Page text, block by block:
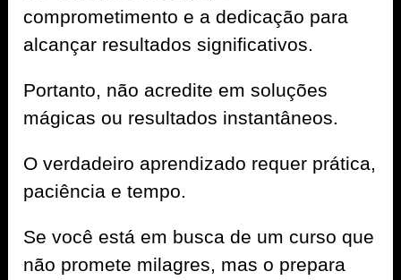
comprometimento e a dedicação para
alcançar resultados significativos.
Portanto, não acredite em soluções
mágicas ou resultados instantâneos.
O verdadeiro aprendizado requer prática,
paciência e tempo.
Se você está em busca de um curso que
não promete milagres, mas o prepara